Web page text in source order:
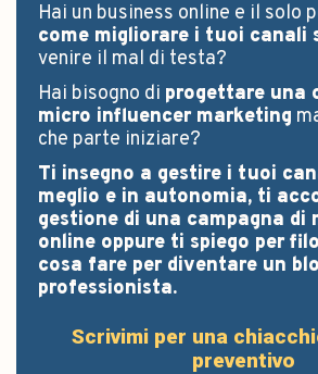
Hai un business online e il solo
come migliorare i tuoi canali
venire il mal di testa?
Hai bisogno di progettare una
micro influencer marketing
che parte iniziare?
Ti insegno a gestire i tuoi
meglio e in autonomia, ti
gestione di una campagna di
online oppure ti spiego per
cosa fare per diventare un
professionista.
Scrivimi per una
preventivo